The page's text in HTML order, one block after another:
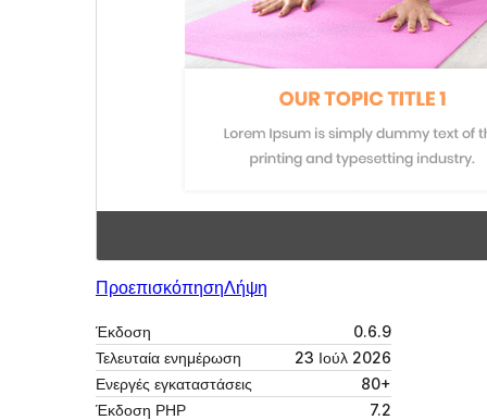
ΠροεπισκόπησηΛήψη
Έκδοση
0.6.9
Τελευταία ενημέρωση
23 Ιούλ 2026
Ενεργές εγκαταστάσεις
80+
Έκδοση ΡΗΡ
7.2